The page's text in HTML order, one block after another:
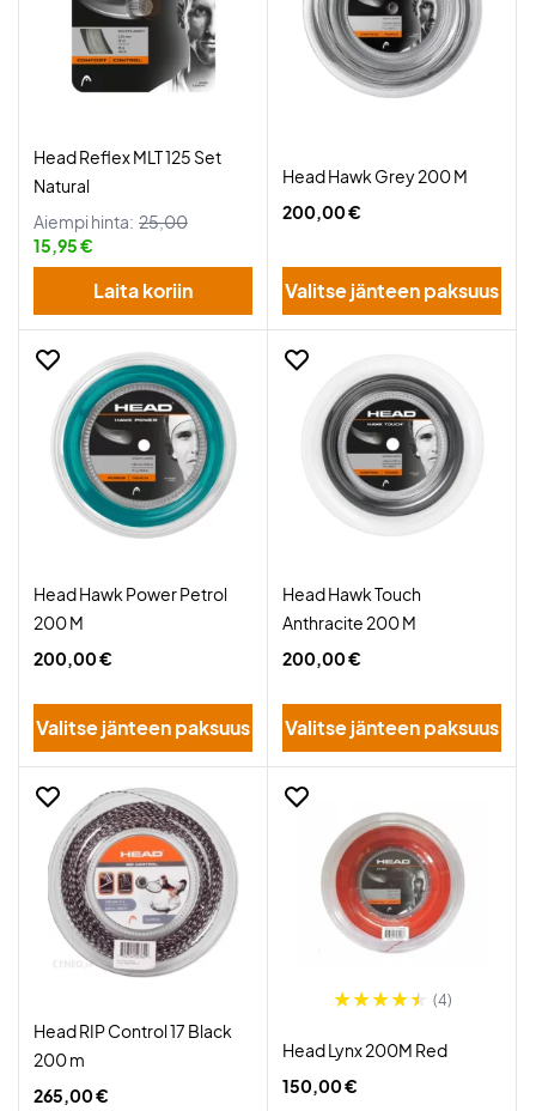
Head Reflex MLT 125 Set
Natural
Aiempi hinta: 25,00
15,95 €
Laita koriin
Head Hawk Grey 200 M
200,00 €
Valitse jänteen paksuus
Head Hawk Power Petrol
200 M
200,00 €
Valitse jänteen paksuus
Head Hawk Touch
Anthracite 200 M
200,00 €
Valitse jänteen paksuus
Head RIP Control 17 Black
200 m
265,00 €
(4)
Head Lynx 200M Red
150,00 €